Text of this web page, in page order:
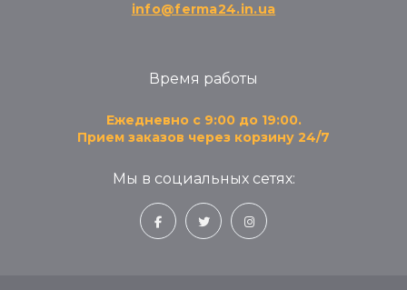
info@ferma24.in.ua
Время работы
Ежедневно с 9:00 до 19:00.
Прием заказов через корзину 24/7
Мы в социальных сетях: